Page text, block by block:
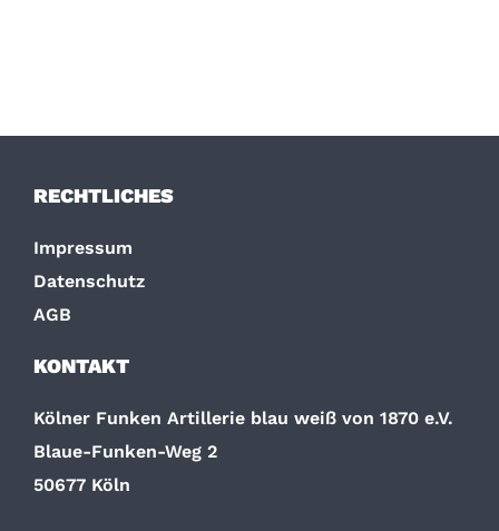
RECHTLICHES
Impressum
Datenschutz
AGB
KONTAKT
Kölner Funken Artillerie blau weiß von 1870 e.V.
Blaue-Funken-Weg 2
50677 Köln